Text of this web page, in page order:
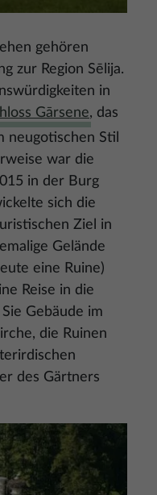
gehören
zur Region Sēlija.
in
Gārsene, das
neugotischen Stil
war die
in der Burg
sich die
Ziel in
Gelände
eine Ruine)
Reise in die
Gebäude im
die Ruinen
des Gärtners